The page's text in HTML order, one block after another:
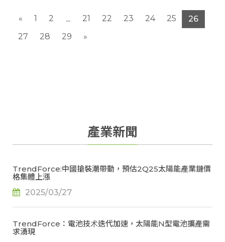
« 1 2 ... 21 22 23 24 25
26
27
28 29 »
產業新聞
TrendForce:中國搶裝潮帶動，預估2Q25太陽能產業鏈價
格集體上漲
2025/03/27
TrendForce：電池技术迭代加速，太陽能N型電池擴產需
求湧現